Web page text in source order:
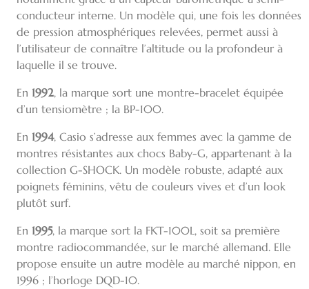
conducteur interne. Un modèle qui, une fois les données
de pression atmosphériques relevées, permet aussi à
l’utilisateur de connaître l’altitude ou la profondeur à
laquelle il se trouve.
En 1992, la marque sort une montre-bracelet équipée
d’un tensiomètre ; la BP-100.
En 1994, Casio s’adresse aux femmes avec la gamme de
montres résistantes aux chocs Baby-G, appartenant à la
collection G-SHOCK. Un modèle robuste, adapté aux
poignets féminins, vêtu de couleurs vives et d’un look
plutôt surf.
En 1995, la marque sort la FKT-100L, soit sa première
montre radiocommandée, sur le marché allemand. Elle
propose ensuite un autre modèle au marché nippon, en
1996 ; l’horloge DQD-10.